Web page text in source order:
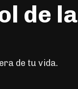
de la
de tu vida.